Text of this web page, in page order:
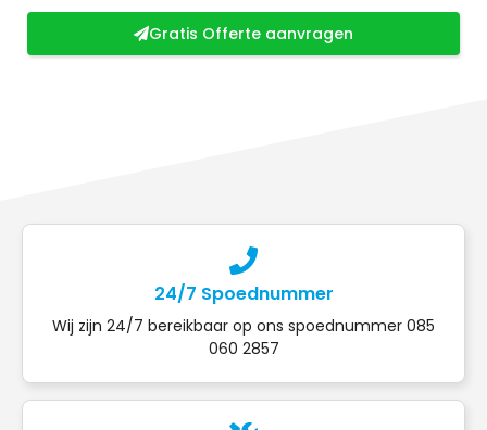
Gratis Offerte aanvragen
24/7 Spoednummer
Wij zijn 24/7 bereikbaar op ons spoednummer 085
060 2857